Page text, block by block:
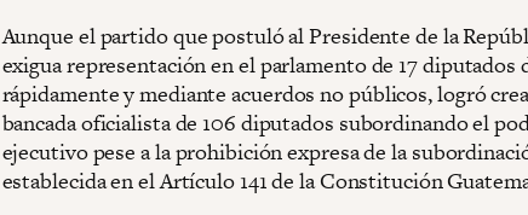
Aunque el partido que postuló al Presidente de la
exigua representación en el parlamento de 17 diputados
rápidamente y mediante acuerdos no públicos, logró
bancada oficialista de 106 diputados subordinando el
ejecutivo pese a la prohibición expresa de la
establecida en el Artículo 141 de la Constitución